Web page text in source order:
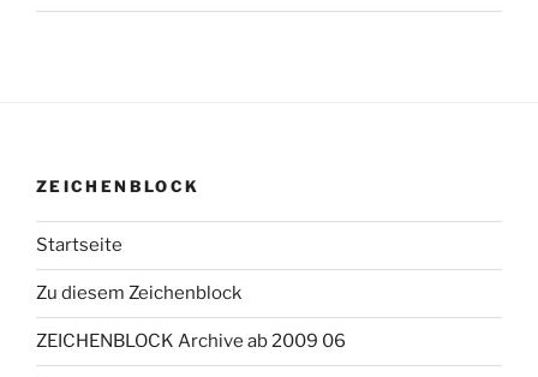
ZEICHENBLOCK
Startseite
Zu diesem Zeichenblock
ZEICHENBLOCK Archive ab 2009 06